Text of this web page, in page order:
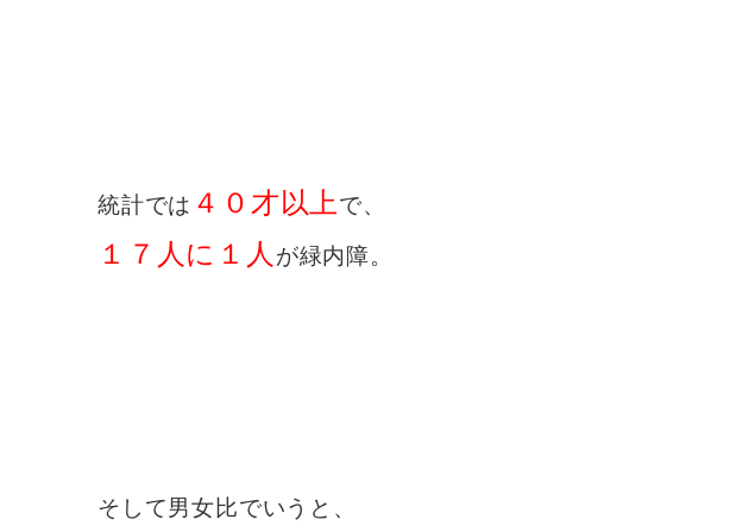
統計では ４０才以上で、
１７人に１人 が緑内障。
そして男女比でいうと、